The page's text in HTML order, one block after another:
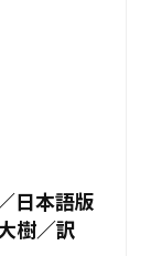
日本語版
樹／訳